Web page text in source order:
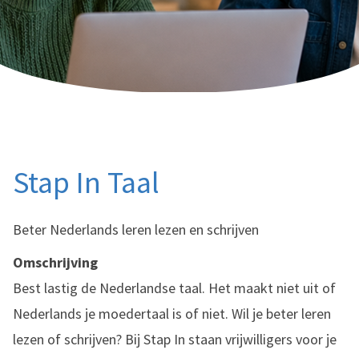
Stap In Taal
Beter Nederlands leren lezen en schrijven
Omschrijving
Best lastig de Nederlandse taal. Het maakt niet uit of
Nederlands je moedertaal is of niet. Wil je beter leren
lezen of schrijven? Bij Stap In staan vrijwilligers voor je